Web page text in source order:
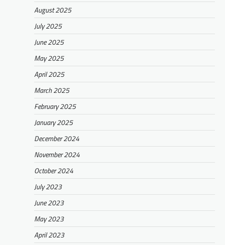
August 2025
July 2025
June 2025
May 2025
April 2025
March 2025
February 2025
January 2025
December 2024
November 2024
October 2024
July 2023
June 2023
May 2023
April 2023